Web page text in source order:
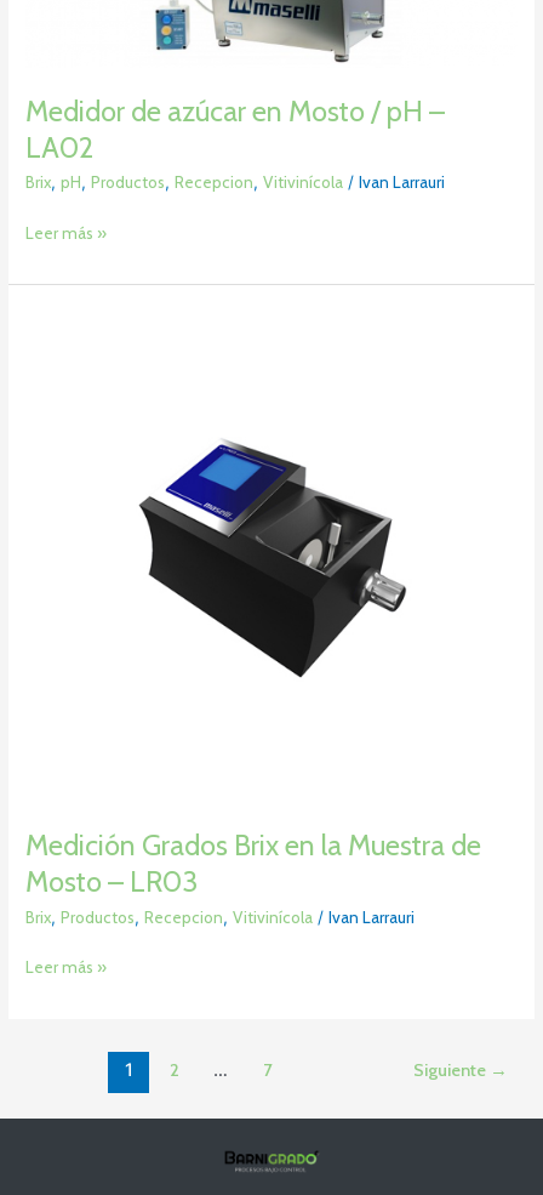
Medidor de azúcar en Mosto / pH –
LA02
Brix,pH,Productos,Recepcion,Vitivinícola /Ivan Larrauri
Leer más »
Medición Grados Brix en la Muestra de
Mosto – LR03
Brix,Productos,Recepcion,Vitivinícola /Ivan Larrauri
Leer más »
1 2 … 7 Siguiente →